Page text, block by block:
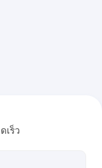
เร็ว